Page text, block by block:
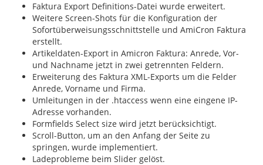
Faktura Export Definitions-Datei wurde erweitert.
Weitere Screen-Shots für die Konfiguration der
Sofortüberweisungsschnittstelle und AmiCron Faktura
erstellt.
Artikeldaten-Export in Amicron Faktura: Anrede, Vor-
und Nachname jetzt in zwei getrennten Feldern.
Erweiterung des Faktura XML-Exports um die Felder
Anrede, Vorname und Firma.
Umleitungen in der .htaccess wenn eine eingene IP-
Adresse vorhanden.
Formfields Select size wird jetzt berücksichtigt.
Scroll-Button, um an den Anfang der Seite zu
springen, wurde implementiert.
Ladeprobleme beim Slider gelöst.